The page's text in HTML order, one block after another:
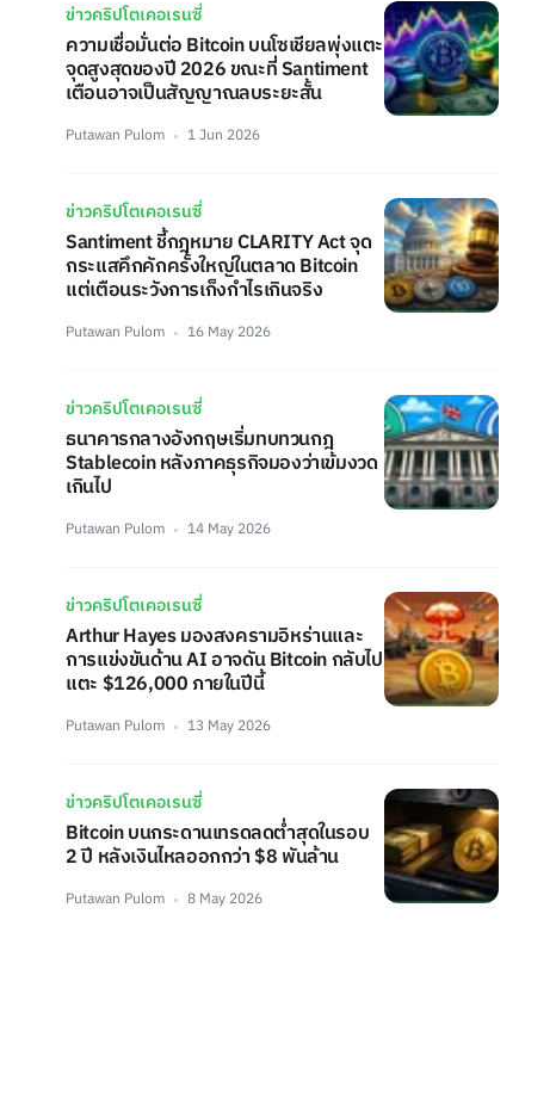
ข่าวคริปโตเคอเรนซี่
ความเชื่อมั่นต่อ Bitcoin บนโซเชียลพุ่งแตะ
จุดสูงสุดของปี 2026 ขณะที่ Santiment
เตือนอาจเป็นสัญญาณลบระยะสั้น
Putawan Pulom 1 Jun 2026
ข่าวคริปโตเคอเรนซี่
Santiment ชี้กฎหมาย CLARITY Act จุด
กระแสคึกคักครั้งใหญ่ในตลาด Bitcoin
แต่เตือนระวังการเก็งกำไรเกินจริง
Putawan Pulom 16 May 2026
ข่าวคริปโตเคอเรนซี่
ธนาคารกลางอังกฤษเริ่มทบทวนกฎ
Stablecoin หลังภาคธุรกิจมองว่าเข้มงวด
เกินไป
Putawan Pulom 14 May 2026
ข่าวคริปโตเคอเรนซี่
Arthur Hayes มองสงครามอิหร่านและ
การแข่งขันด้าน AI อาจดัน Bitcoin กลับไป
แตะ $126,000 ภายในปีนี้
Putawan Pulom 13 May 2026
ข่าวคริปโตเคอเรนซี่
Bitcoin บนกระดานเทรดลดต่ำสุดในรอบ
2 ปี หลังเงินไหลออกกว่า $8 พันล้าน
Putawan Pulom 8 May 2026